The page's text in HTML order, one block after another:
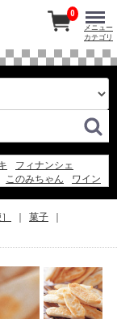
フィナンシェ
このみちゃん
ワイン
0
メニュー
カテゴリ
菓子